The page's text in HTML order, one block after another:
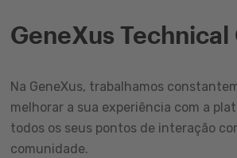
GeneXus Technical
Na GeneXus, trabalhamos
melhorar a sua experiência com a
todos os seus pontos de interação
comunidade.